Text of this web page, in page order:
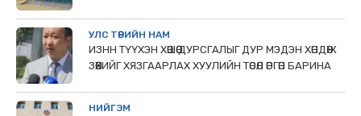
УЛС ТӨРИЙН НАМ
ИЗНН ТҮҮХЭН ХӨШӨӨ ДУРСГАЛЫГ ДУР МЭДЭН ХӨНДӨЖ
ЗӨӨХИЙГ ХЯЗГААРЛАХ ХУУЛИЙН ТӨСӨЛ ӨРГӨН БАРИНА
НИЙГЭМ